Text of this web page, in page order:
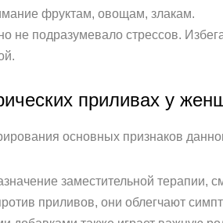
фруктам, овощам, злакам.
не подразумевало стрессов.
приливах у
основных признаков
заместительной терапии,
приливов, они облегчают